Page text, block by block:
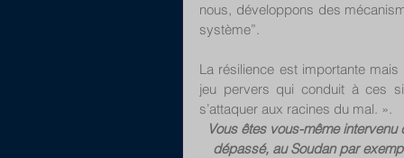
nous, développons des
système”.
La résilience est importante
jeu pervers qui conduit à ces
s’attaquer aux racines du mal. ».
Vous êtes vous-même
dépassé, au Soudan par